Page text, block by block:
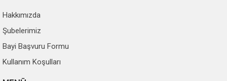
Hakkımızda
Şubelerimiz
Bayi Başvuru Formu
Kullanım Koşulları